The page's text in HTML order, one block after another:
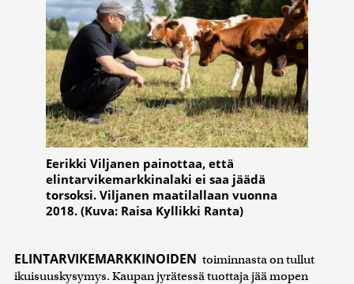
Eerikki Viljanen painottaa, että
elintarvikemarkkinalaki ei saa jäädä
torsoksi. Viljanen maatilallaan vuonna
2018. (Kuva: Raisa Kyllikki Ranta)
ELINTARVIKEMARKKINOIDEN toiminnasta on tullut
ikuisuuskysymys. Kaupan jyrätessä tuottaja jää mopen